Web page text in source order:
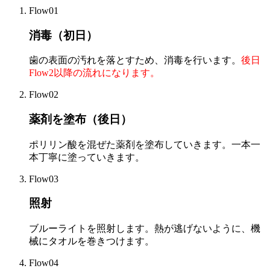
Flow01
消毒（初日）
歯の表面の汚れを落とすため、消毒を行います。 後日
Flow2以降の流れになります。
Flow02
薬剤を塗布​（後日）
ポリリン酸を混ぜた薬剤を塗布していきます。一本一
本丁寧に塗っていきます。
Flow03
照射
ブルーライトを照射します。熱が逃げないように、機
械にタオルを巻きつけます。
Flow04